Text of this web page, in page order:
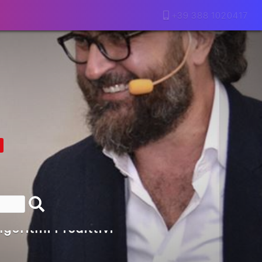
+39 388 1020417
Motivazione…
Franzese
Davvero
Vecchia SEO
Predittivi
Media, L’AI E I Contenuti…
Rumore…